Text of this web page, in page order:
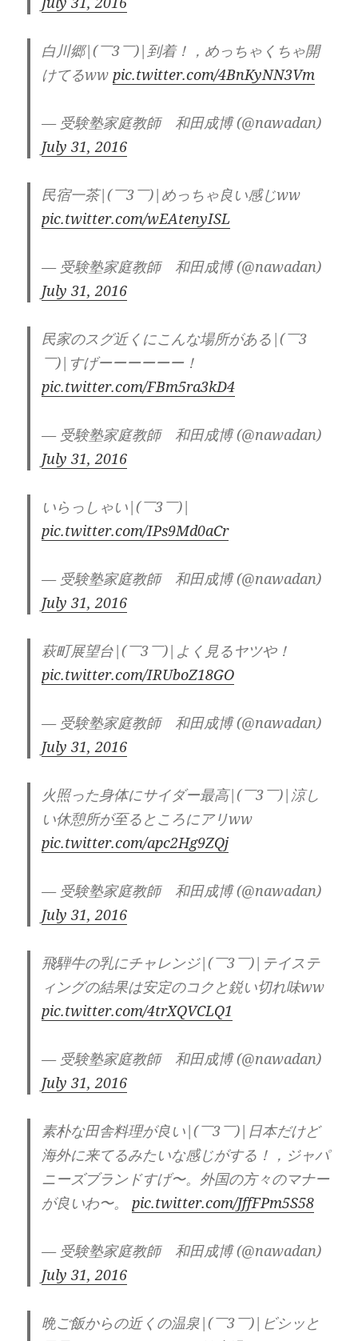
白川郷|(￣3￣)|到着！，めっちゃくちゃ開
けてるwwpic.twitter.com/4BnKyNN3Vm
— 受験塾家庭教師 和田成博 (@nawadan)
July 31, 2016
民宿一茶|(￣3￣)|めっちゃ良い感じww
pic.twitter.com/wEAtenyISL
— 受験塾家庭教師 和田成博 (@nawadan)
July 31, 2016
民家のスグ近くにこんな場所がある|(￣3
￣)|すげーーーーーー！
pic.twitter.com/FBm5ra3kD4
— 受験塾家庭教師 和田成博 (@nawadan)
July 31, 2016
いらっしゃい|(￣3￣)|
pic.twitter.com/IPs9Md0aCr
— 受験塾家庭教師 和田成博 (@nawadan)
July 31, 2016
萩町展望台|(￣3￣)|よく見るヤツや！
pic.twitter.com/IRUboZ18GO
— 受験塾家庭教師 和田成博 (@nawadan)
July 31, 2016
火照った身体にサイダー最高|(￣3￣)|涼し
い休憩所が至るところにアリww
pic.twitter.com/apc2Hg9ZQj
— 受験塾家庭教師 和田成博 (@nawadan)
July 31, 2016
飛騨牛の乳にチャレンジ|(￣3￣)|テイステ
ィングの結果は安定のコクと鋭い切れ味ww
pic.twitter.com/4trXQVCLQ1
— 受験塾家庭教師 和田成博 (@nawadan)
July 31, 2016
素朴な田舎料理が良い|(￣3￣)|日本だけど
海外に来てるみたいな感じがする！，ジャパ
ニーズブランドすげ〜。外国の方々のマナー
が良いわ〜。pic.twitter.com/JffFPm5S58
— 受験塾家庭教師 和田成博 (@nawadan)
July 31, 2016
晩ご飯からの近くの温泉|(￣3￣)|ビシッと